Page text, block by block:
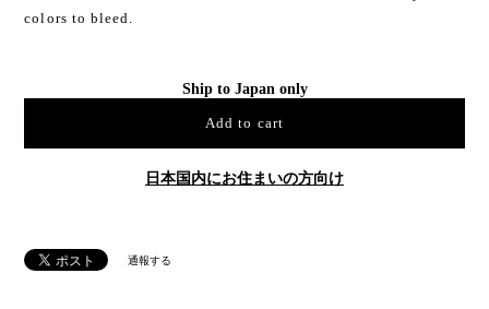
colors to bleed.
Ship to Japan only
Add to cart
日本国内にお住まいの方向け
通報する